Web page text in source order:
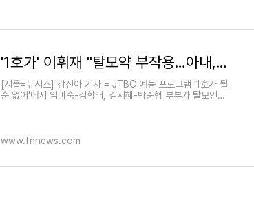
'1호가' 이휘재 "탈모약 부작용…아내, 여자로 안보여"
[서울=뉴시스] 강진아 기자 = JTBC 예능 프로그램 '1호가 될
순 없어'에서 임미숙-김학래, 김지혜-박준형 부부가 탈모인들
www.fnnews.com